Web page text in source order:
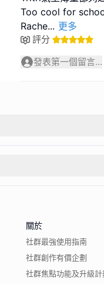
Too cool for
Rache... 更多
評分
發表第一個留言...
關於
社群最強使用指南
社群創作有價企劃
社群焦點功能及升級計